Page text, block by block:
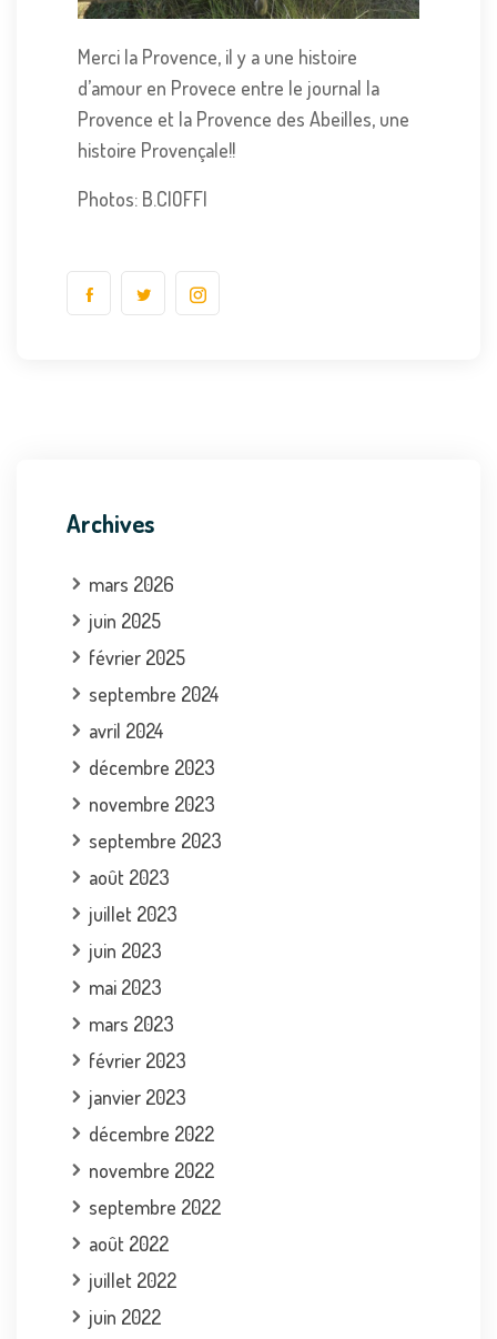
Merci la Provence, il y a une histoire
d’amour en Provece entre le journal la
Provence et la Provence des Abeilles, une
histoire Provençale!!
Photos: B.CIOFFI
Archives
mars 2026
juin 2025
février 2025
septembre 2024
avril 2024
décembre 2023
novembre 2023
septembre 2023
août 2023
juillet 2023
juin 2023
mai 2023
mars 2023
février 2023
janvier 2023
décembre 2022
novembre 2022
septembre 2022
août 2022
juillet 2022
juin 2022